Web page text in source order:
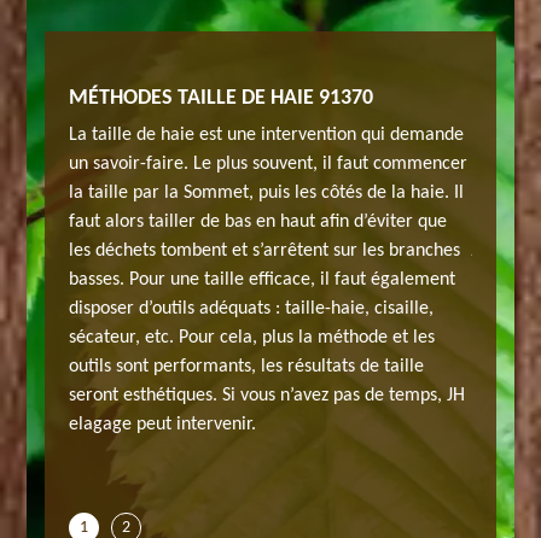
MÉTHODES TAILLE DE HAIE 91370
La taille de haie est une intervention qui demande
un savoir-faire. Le plus souvent, il faut commencer
la taille par la Sommet, puis les côtés de la haie. Il
faut alors tailler de bas en haut afin d’éviter que
les déchets tombent et s’arrêtent sur les branches
basses. Pour une taille efficace, il faut également
disposer d’outils adéquats : taille-haie, cisaille,
sécateur, etc. Pour cela, plus la méthode et les
outils sont performants, les résultats de taille
seront esthétiques. Si vous n’avez pas de temps, JH
elagage peut intervenir.
Avez-
taille
un
taillée
une
nous
1 2